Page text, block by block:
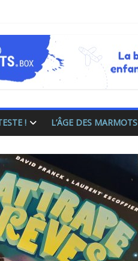
! L’ÂGE DES MARMOTS